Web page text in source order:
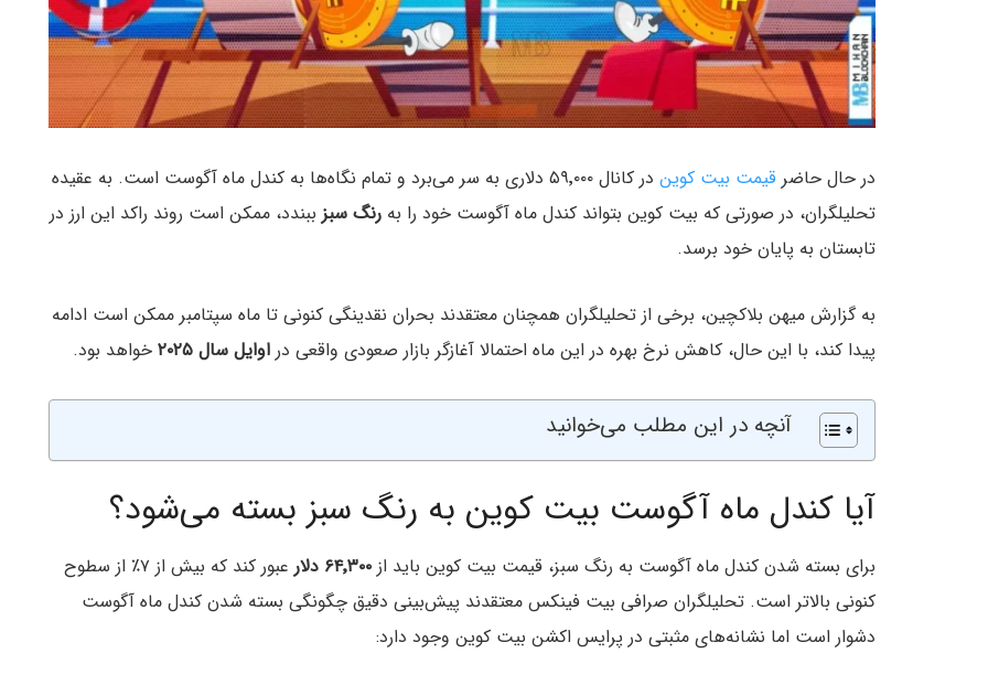
در حال حاضر قیمت بیت کوین
در کانال ۵۹٬۰۰۰ دلاری به سر می‌برد و تمام نگاه‌ها به کندل ماه آگوست است. به عقیده
تحلیلگران، در صورتی که بیت کوین بتواند کندل ماه آگوست خود را به رنگ سبز ببندد، ممکن است روند راکد این ارز در
تابستان به پایان خود برسد.
به گزارش میهن بلاکچین، برخی از تحلیلگران همچنان معتقدند بحران نقدینگی کنونی تا ماه سپتامبر ممکن است ادامه
پیدا کند، با این حال، کاهش نرخ بهره در این ماه احتمالا آغازگر بازار صعودی واقعی در اوایل سال ۲۰۲۵ خواهد بود.
آنچه در این مطلب می‌خوانید
آیا کندل ماه آگوست بیت کوین به رنگ سبز بسته می‌شود؟
برای بسته شدن کندل ماه آگوست به رنگ سبز، قیمت بیت کوین باید از
عبور کند که بیش از ۷٪ از سطوح
کنونی بالاتر است. تحلیلگران صرافی بیت فینکس معتقدند پیش‌بینی دقیق چگونگی بسته شدن کندل ماه آگوست
دشوار است اما نشانه‌های مثبتی در پرایس اکشن بیت کوین وجود دارد: